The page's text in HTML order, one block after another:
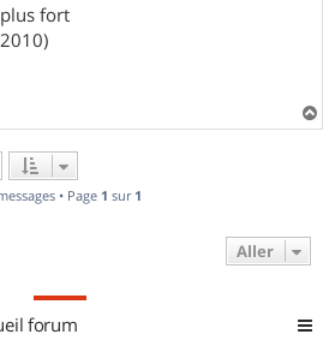
fort
a
• Page 1 sur 1
Aller
forum